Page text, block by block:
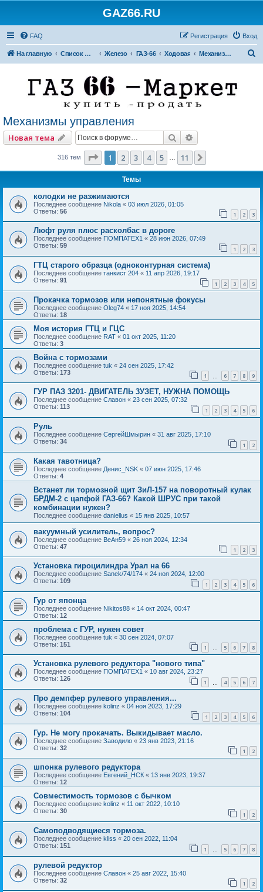
GAZ66.RU
FAQ Вход
Регистрация
На главную Список форумов Железо ГАЗ-66 Ходовая Механизмы управления
Механизмы управления
Новая тема Поиск
316 тем Страница из 11
1 2 3 4 5 11
Темы
колодки не разжимаются
Последнее сообщение Nikola « 03 июл 2026, 01:05
Ответы: 56 1 2 3
Люфт руля плюс расколбас в дороге
Последнее сообщение ПОМПАТЕХ1 « 28 июн 2026, 07:49
Ответы: 59 1 2 3
ГТЦ старого образца (одноконтурная система)
Последнее сообщение танкист 204 « 11 апр 2026, 19:17
Ответы: 91 1 2 3 4 5
Прокачка тормозов или непонятные фокусы
Последнее сообщение Oleg74 « 17 ноя 2025, 14:54
Ответы: 18
Моя история ГТЦ и ГЦС
Последнее сообщение RAT « 01 окт 2025, 11:20
Ответы: 3
Война с тормозами
Последнее сообщение tuk « 24 сен 2025, 17:42
Ответы: 173 1 6 7 8 9
ГУР ПАЗ 3201- ДВИГАТЕЛЬ 3УЗЕТ, НУЖНА ПОМОЩЬ
Последнее сообщение Славон « 23 сен 2025, 07:32
Ответы: 113 1 2 3 4 5 6
Руль
Последнее сообщение СергейШмырин « 31 авг 2025, 17:10
Ответы: 34 1 2
Какая тавотница?
Последнее сообщение Денис_NSK « 07 июн 2025, 17:46
Ответы: 4
Встанет ли тормозной щит ЗиЛ-157 на поворотный кулак
БРДМ-2 с цапфой ГАЗ-66? Какой ШРУС при такой
комбинации нужен?
Последнее сообщение daniellus « 15 янв 2025, 10:57
вакуумный усилитель, вопрос?
Последнее сообщение ВеАн59 « 26 ноя 2024, 12:34
Ответы: 47 1 2 3
Установка гироцилиндра Урал на 66
Последнее сообщение Sanek/74/174 « 24 ноя 2024, 12:00
Ответы: 109 1 2 3 4 5 6
Гур от японца
Последнее сообщение Nikitos88 « 14 окт 2024, 00:47
Ответы: 12
проблема с ГУР, нужен совет
Последнее сообщение tuk « 30 сен 2024, 07:07
Ответы: 151 1 5 6 7 8
Установка рулевого редуктора "нового типа"
Последнее сообщение ПОМПАТЕХ1 « 10 авг 2024, 23:27
Ответы: 126 1 4 5 6 7
Про демпфер рулевого управления...
Последнее сообщение kolinz « 04 ноя 2023, 17:29
Ответы: 104 1 2 3 4 5 6
Гур. Не могу прокачать. Выкидывает масло.
Последнее сообщение Заводило « 23 янв 2023, 21:16
Ответы: 32 1 2
шпонка рулевого редуктора
Последнее сообщение Евгений_НСК « 13 янв 2023, 19:37
Ответы: 12
Совместимость тормозов с бычком
Последнее сообщение kolinz « 11 окт 2022, 10:10
Ответы: 30 1 2
Самоподводящиеся тормоза.
Последнее сообщение kliss « 20 сен 2022, 11:04
Ответы: 151 1 … 5 6 7 8
рулевой редуктор
Последнее сообщение Славон « 25 авг 2022, 15:40
Ответы: 32 1 2